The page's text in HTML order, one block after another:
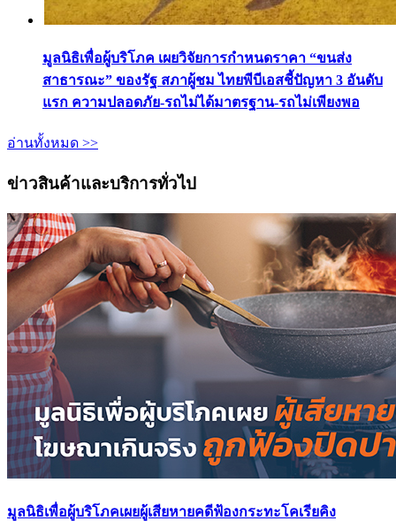
มูลนิธิเพื่อผู้บริโภค เผยวิจัยการกำหนดราคา “ขนส่ง
สาธารณะ” ของรัฐ สภาผู้ชม ไทยพีบีเอสชี้ปัญหา 3 อันดับ
แรก ความปลอดภัย-รถไม่ได้มาตรฐาน-รถไม่เพียงพอ
อ่านทั้งหมด >>
ข่าวสินค้าและบริการทั่วไป
มูลนิธิเพื่อผู้บริโภคเผยผู้เสียหายคดีฟ้องกระทะโคเรียคิง